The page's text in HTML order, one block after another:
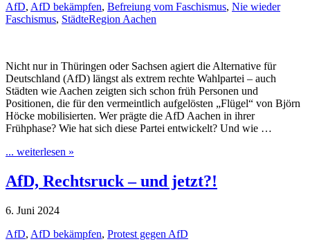
AfD, AfD bekämpfen, Befreiung vom Faschismus, Nie wieder
Faschismus, StädteRegion Aachen
Nicht nur in Thüringen oder Sachsen agiert die Alternative für
Deutschland (AfD) längst als extrem rechte Wahlpartei – auch
Städten wie Aachen zeigten sich schon früh Personen und
Positionen, die für den vermeintlich aufgelösten „Flügel“ von Björn
Höcke mobilisierten. Wer prägte die AfD Aachen in ihrer
Frühphase? Wie hat sich diese Partei entwickelt? Und wie …
... weiterlesen »
AfD, Rechtsruck – und jetzt?!
6. Juni 2024
AfD, AfD bekämpfen, Protest gegen AfD